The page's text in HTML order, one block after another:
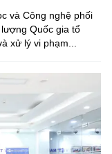
và Công nghệ phối
Quốc gia tổ
xử lý vi phạm...